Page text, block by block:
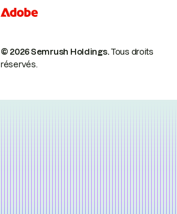
© 2026 Semrush Holdings.Tous droits
réservés.